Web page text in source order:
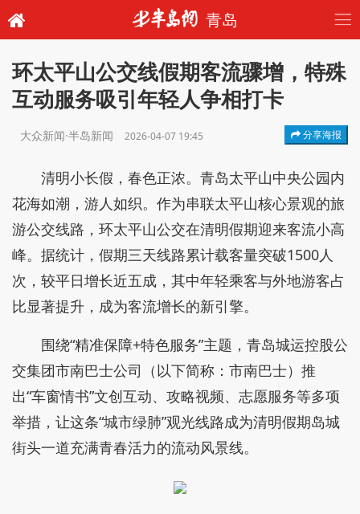
青岛
环太平山公交线假期客流骤增，特殊
互动服务吸引年轻人争相打卡
大众新闻·半岛新闻 2026-04-07 19:45 分享海报
清明小长假，春色正浓。青岛太平山中央公园内
花海如潮，游人如织。作为串联太平山核心景观的旅
游公交线路，环太平山公交在清明假期迎来客流小高
峰。据统计，假期三天线路累计载客量突破1500人
次，较平日增长近五成，其中年轻乘客与外地游客占
比显著提升，成为客流增长的新引擎。
围绕“精准保障+特色服务”主题，青岛城运控股公
交集团市南巴士公司（以下简称：市南巴士）推
出“车窗情书”文创互动、攻略视频、志愿服务等多项
举措，让这条“城市绿肺”观光线路成为清明假期岛城
街头一道充满青春活力的流动风景线。